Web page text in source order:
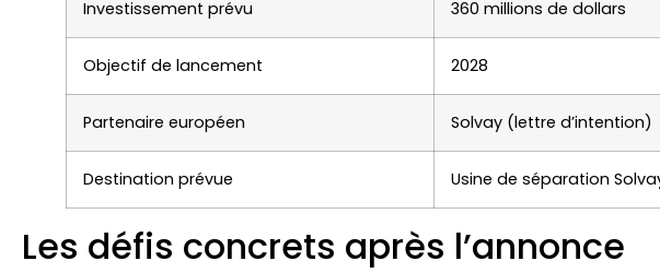
Investissement prévu 360 millions de dollars
Objectif de lancement 2028
Partenaire européen Solvay (lettre d’intention)
Destination prévue Usine de séparation
Les défis concrets après l’annonce